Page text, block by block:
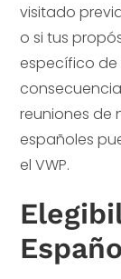
visitado
o si tus
específico de
reuniones de
españoles
el VWP.